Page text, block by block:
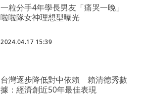
一粒分手4年學長男友「痛哭一晚」
啦啦隊女神理想型曝光
2024.04.17 15:39
台灣逐步降低對中依賴 賴清德秀數
據：經濟創近50年最佳表現